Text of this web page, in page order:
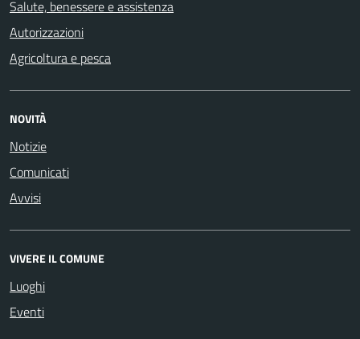
Salute, benessere e assistenza
Autorizzazioni
Agricoltura e pesca
NOVITÀ
Notizie
Comunicati
Avvisi
VIVERE IL COMUNE
Luoghi
Eventi